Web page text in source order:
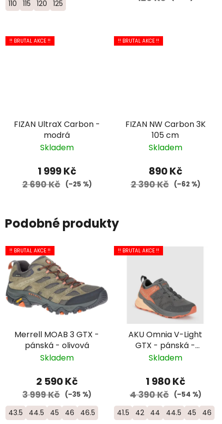
110 115 120 125
!! BRUTAL AKCE !!
FIZAN UltraX Carbon -
modrá
Skladem
1 999 Kč
2 690 Kč (–25 %)
!! BRUTAL AKCE !!
FIZAN NW Carbon 3K
105 cm
Skladem
890 Kč
2 390 Kč (–62 %)
Podobné produkty
!! BRUTAL AKCE !!
Merrell MOAB 3 GTX -
pánská - olivová
Skladem
2 590 Kč
3 999 Kč (–35 %)
43.5 44.5 45 46 46.5
!! BRUTAL AKCE !!
AKU Omnia V-Light
GTX - pánská -
šedá/oranžová
Skladem
1 980 Kč
4 390 Kč (–54 %)
41.5 42 44 44.5 45 46